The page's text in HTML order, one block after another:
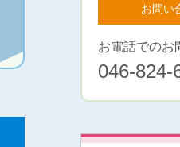
お問い
お電話でのお
046-824-